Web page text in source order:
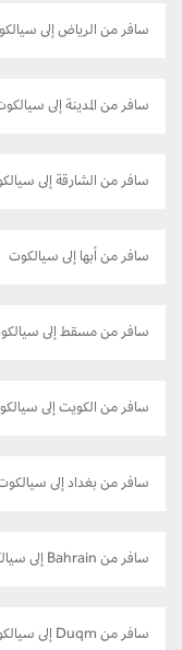
سافر من الرياض إلى سيالكوت
سافر من المدينة إلى سيالكوت
سافر من الشارقة إلى سيالكوت
سافر من أبها إلى سيالكوت
سافر من مسقط إلى سيالكوت
سافر من الكويت إلى سيالكوت
سافر من بغداد إلى سيالكوت
سافر من Bahrain إلى سيالكوت
سافر من Duqm إلى سيالكوت